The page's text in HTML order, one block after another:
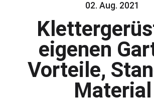
eigenen
Vorteile,
Material
02. Aug. 2021